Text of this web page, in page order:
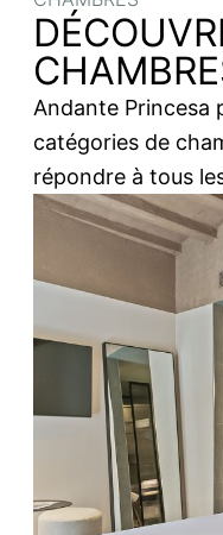
Andante Princesa
catégories de
répondre à tous